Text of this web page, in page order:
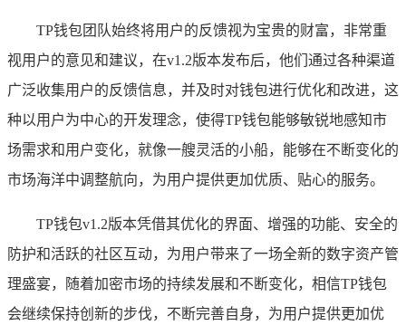
TP钱包团队始终将用户的反馈视为宝贵的财富，非常重
视用户的意见和建议，在v1.2版本发布后，他们通过各种渠道
广泛收集用户的反馈信息，并及时对钱包进行优化和改进，这
种以用户为中心的开发理念，使得TP钱包能够敏锐地感知市
场需求和用户变化，就像一艘灵活的小船，能够在不断变化的
市场海洋中调整航向，为用户提供更加优质、贴心的服务。
TP钱包v1.2版本凭借其优化的界面、增强的功能、安全的
防护和活跃的社区互动，为用户带来了一场全新的数字资产管
理盛宴，随着加密市场的持续发展和不断变化，相信TP钱包
会继续保持创新的步伐，不断完善自身，为用户提供更加优